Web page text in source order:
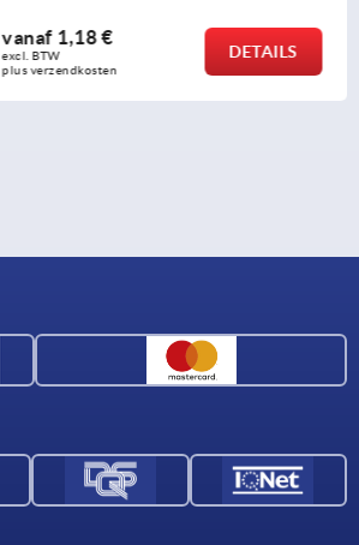
vanaf 1,18 €
excl. BTW
plus verzendkosten
DETAILS